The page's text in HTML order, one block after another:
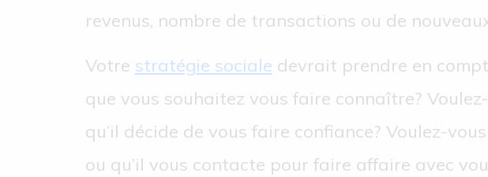
revenus, nombre de transactions ou de
Votre stratégie sociale devrait prendre en
que vous souhaitez vous faire connaître?
qu’il décide de vous faire confiance? Voulez-
ou qu’il vous contacte pour faire affaire avec